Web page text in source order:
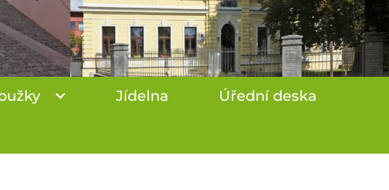
Jídelna Úřední deska